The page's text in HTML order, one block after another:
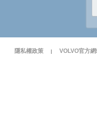
隱私權政策 | VOLVO官方